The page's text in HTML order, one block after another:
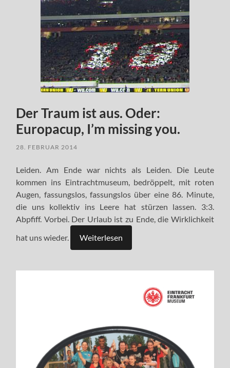
Der Traum ist aus. Oder:
Europacup, I’m missing you.
28. FEBRUAR 2014
Leiden. Am Ende war nichts als Leiden. Die Leute
kommen ins Eintrachtmuseum, bedröppelt, mit roten
Augen, fassungslos, fassungslos über eine 86. Minute,
die uns kollektiv ins Leere hat stürzen lassen. 3:3.
Abpfiff. Vorbei. Der Urlaub ist zu Ende, die Wirklichkeit
hat uns wieder.
Weiterlesen